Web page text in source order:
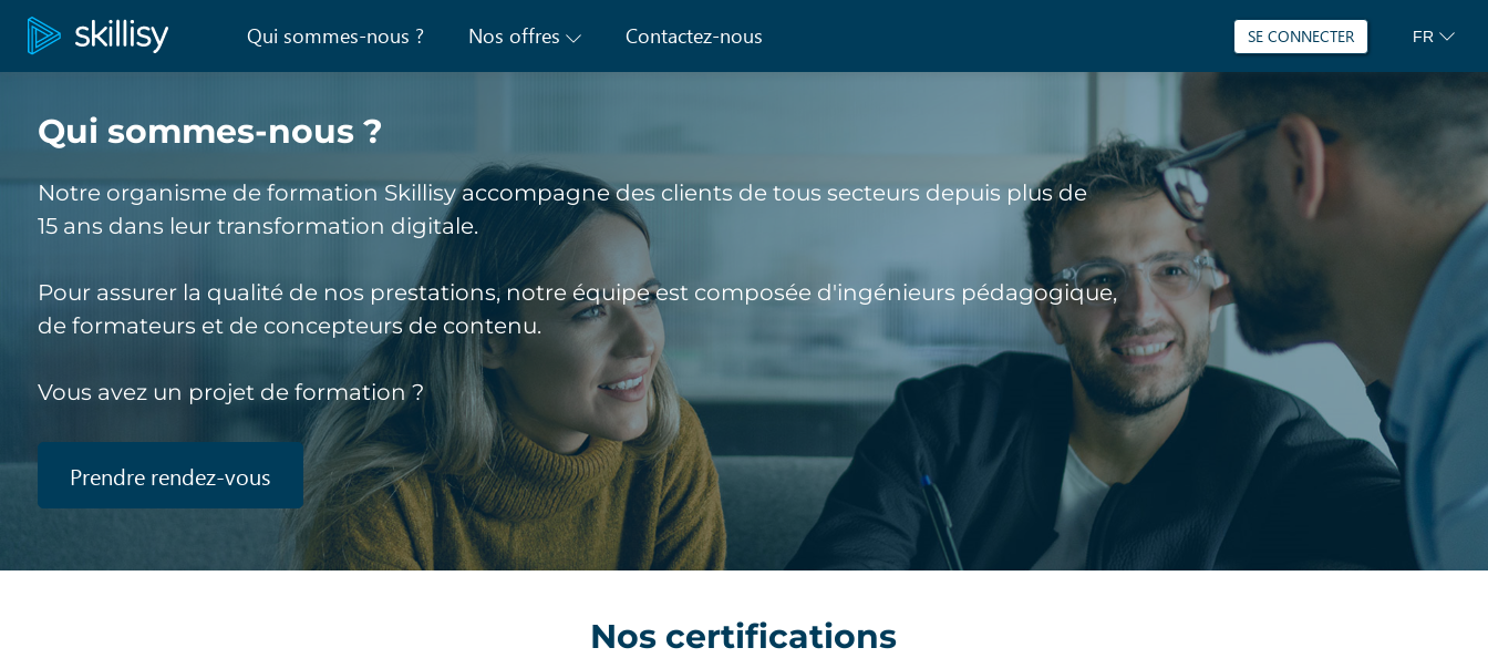
contenu
principal
menu
statiques
Qui sommes-nous ? Nos offres Contactez-nous SE CONNECTER FR
Qui sommes-nous?
Notre organisme de formation Skillisy accompagne des clients de tous secteurs depuis plus de
15 ans dans leur transformation digitale.
Pour assurer la qualité de nos prestations, notre équipe est composée d'ingénieurs pédagogique,
de formateurs et de concepteurs de contenu.
Vous avez un projet de formation ?
Prendre rendez-vous
Nos certifications